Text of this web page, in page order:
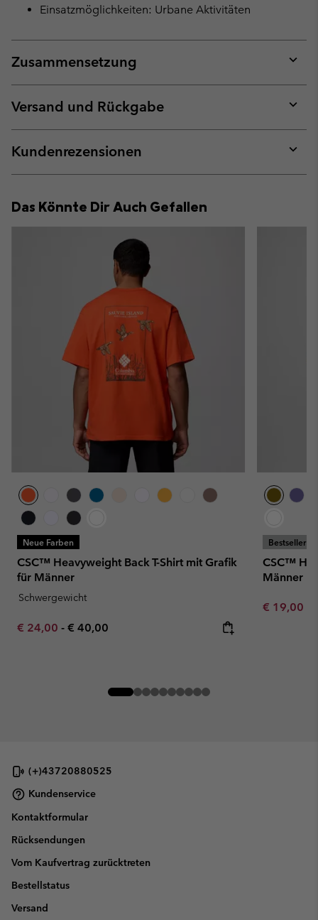
Einsatzmöglichkeiten: Urbane Aktivitäten
Zusammensetzung
or
Versand und Rückgabe
or
Kundenrezensionen
or
Das Könnte Dir Auch Gefallen
Neue Farben
CSC™ Heavyweight Back T-Shirt mit Grafik
für Männer
Schwergewicht
Minimum sale price:
€ 24,00 - Maximum price:
€ 40,00
Bestseller
CSC™
Männer
Minimum
€ 19,00
(+)43720880525
Kundenservice
Kontaktformular
Rücksendungen
Vom Kaufvertrag zurücktreten
Bestellstatus
Versand